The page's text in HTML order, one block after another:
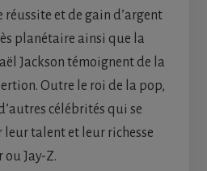
réussite et de gain d’argent
planétaire ainsi que la
Jackson témoignent de la
Outre le roi de la pop,
célébrités qui se
talent et leur richesse
Jay-Z.